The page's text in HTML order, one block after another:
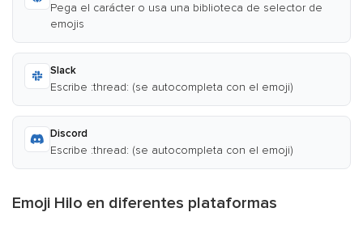
Pega el carácter o usa una biblioteca de selector de
emojis
Slack
Escribe :thread: (se autocompleta con el emoji)
Discord
Escribe :thread: (se autocompleta con el emoji)
Emoji Hilo en diferentes plataformas